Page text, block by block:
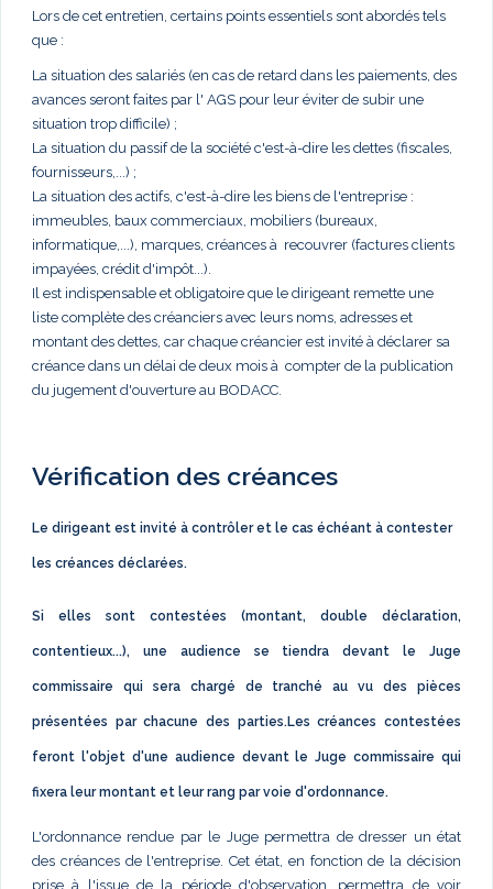
Lors de cet entretien, certains points essentiels sont abordés tels
que :
La situation des salariés (en cas de retard dans les paiements, des
avances seront faites par l' AGS pour leur éviter de subir une
situation trop difficile) ;
La situation du passif de la société c'est-à-dire les dettes (fiscales,
fournisseurs,...) ;
La situation des actifs, c'est-à-dire les biens de l'entreprise :
immeubles, baux commerciaux, mobiliers (bureaux,
informatique,...), marques, créances à recouvrer (factures clients
impayées, crédit d'impôt...).
Il est indispensable et obligatoire que le dirigeant remette une
liste complète des créanciers avec leurs noms, adresses et
montant des dettes, car chaque créancier est invité à déclarer sa
créance dans un délai de deux mois à compter de la publication
du jugement d'ouverture au BODACC.
Vérification des créances
Le dirigeant est invité à contrôler et le cas échéant à contester
les créances déclarées.
Si elles sont contestées (montant, double déclaration,
contentieux...), une audience se tiendra devant le Juge
commissaire qui sera chargé de tranché au vu des pièces
présentées par chacune des parties.Les créances contestées
feront l'objet d'une audience devant le Juge commissaire qui
fixera leur montant et leur rang par voie d'ordonnance.
L'ordonnance rendue par le Juge permettra de dresser un état
des créances de l'entreprise. Cet état, en fonction de la décision
prise à l'issue de la période d'observation, permettra de voir